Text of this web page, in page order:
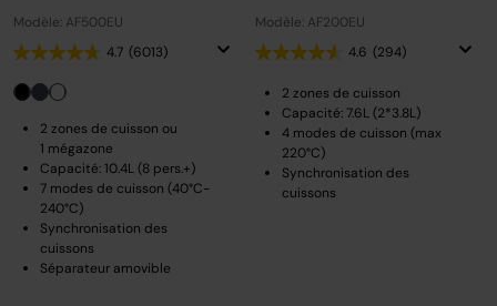
Modèle: AF500EU
4.7 (6013)
2 zones de cuisson ou
1 mégazone
Capacité: 10.4L (8 pers.+)
7 modes de cuisson (40°C-
240°C)
Synchronisation des
cuissons
Séparateur amovible
Modèle: AF200EU
4.6 (294)
2 zones de cuisson
Capacité: 7.6L (2*3.8L)
4 modes de cuisson (max
220°C)
Synchronisation des
cuissons